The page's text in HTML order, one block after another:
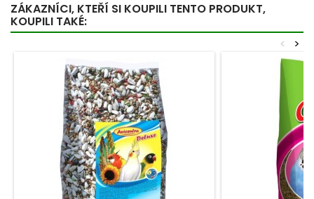
ZÁKAZNÍCI, KTEŘÍ SI KOUPILI TENTO PRODUKT,
KOUPILI TAKÉ:
>
<